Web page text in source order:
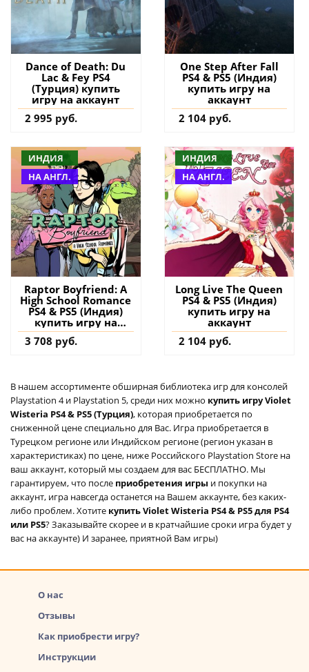
Dance of Death: Du
Lac & Fey PS4
(Турция) купить
игру на аккаунт
2 995 руб.
One Step After Fall
PS4 & PS5 (Индия)
купить игру на
аккаунт
2 104 руб.
ИНДИЯ
НА АНГЛ.
Raptor Boyfriend: A
High School Romance
PS4 & PS5 (Индия)
купить игру на
аккаунт
3 708 руб.
ИНДИЯ
НА АНГЛ.
Long Live The Queen
PS4 & PS5 (Индия)
купить игру на
аккаунт
2 104 руб.
В нашем ассортименте обширная библиотека игр для консолей
Playstation 4 и Playstation 5, среди них можно купить игру Violet
Wisteria PS4 & PS5 (Турция), которая приобретается по
сниженной цене специально для Вас. Игра приобретается в
Турецком регионе или Индийском регионе (регион указан в
характеристиках) по цене, ниже Российского Playstation Store на
ваш аккаунт, который мы создаем для вас БЕСПЛАТНО. Мы
гарантируем, что после приобретения игры и покупки на
аккаунт, игра навсегда останется на Вашем аккаунте, без каких-
либо проблем. Хотите купить Violet Wisteria PS4 & PS5 для PS4
или PS5? Заказывайте скорее и в кратчайшие сроки игра будет у
вас на аккаунте) И заранее, приятной Вам игры)
О нас
Отзывы
Как приобрести игру?
Инструкции